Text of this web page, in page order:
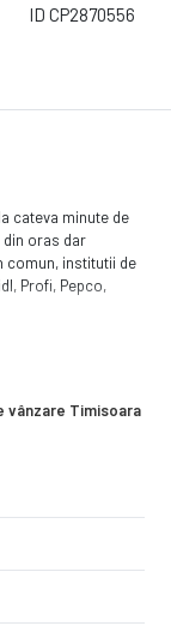
ID CP2870556
vânzare Timisoara
cateva minute de
din oras dar
comun, institutii de
Profi, Pepco,
din apartamente
2 sau Etaj 3 -
sau Etaj 3- Pret